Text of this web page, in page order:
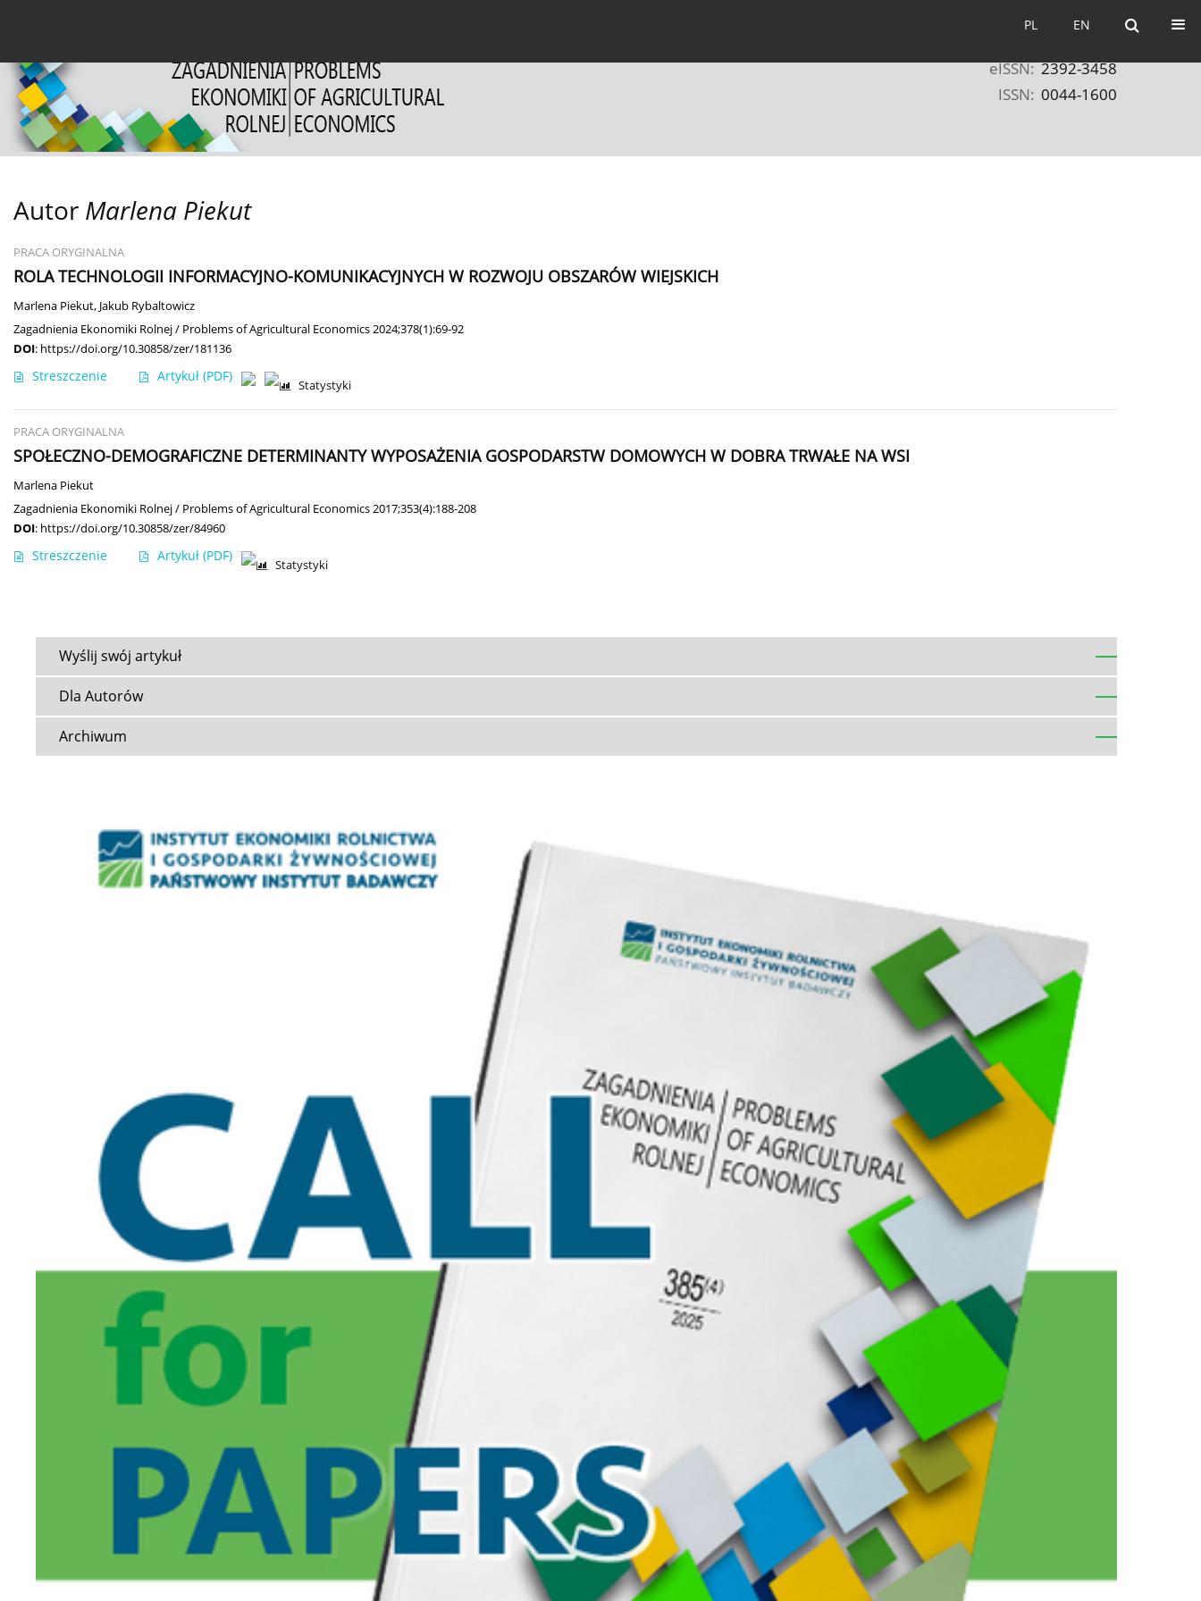
EN
PL EN
PL
eISSN: 2392-3458
ISSN: 0044-1600
Autor Marlena Piekut
PRACA ORYGINALNA
ROLA TECHNOLOGII INFORMACYJNO-KOMUNIKACYJNYCH W ROZWOJU OBSZARÓW WIEJSKICH
Marlena Piekut, Jakub Rybaltowicz
Zagadnienia Ekonomiki Rolnej / Problems of Agricultural Economics 2024;378(1):69-92
DOI: https://doi.org/10.30858/zer/181136
Streszczenie Artykuł (PDF)
Statystyki
PRACA ORYGINALNA
SPOŁECZNO-DEMOGRAFICZNE DETERMINANTY WYPOSAŻENIA GOSPODARSTW DOMOWYCH W DOBRA TRWAŁE NA WSI
Marlena Piekut
Zagadnienia Ekonomiki Rolnej / Problems of Agricultural Economics 2017;353(4):188-208
DOI: https://doi.org/10.30858/zer/84960
Streszczenie Artykuł (PDF)
Statystyki
Wyślij swój artykuł
Dla Autorów
Archiwum